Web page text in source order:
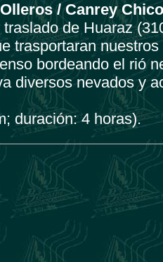
/ Canrey
de Huaraz
trasportaran
bordeando el rió
diversos nevados y
duración: 4 horas).